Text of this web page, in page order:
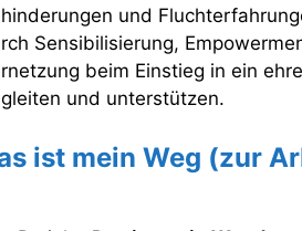
und
Sensibilisierung,
beim Einstieg in ein
und unterstützen.
ist mein Weg (zur